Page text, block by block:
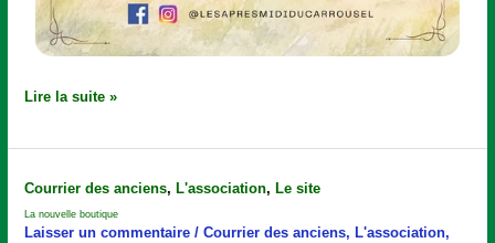
Lire la suite »
Courrier des anciens, L'association, Le site
La nouvelle boutique
Laisser un commentaire /Courrier des anciens, L'association,
La
boutique